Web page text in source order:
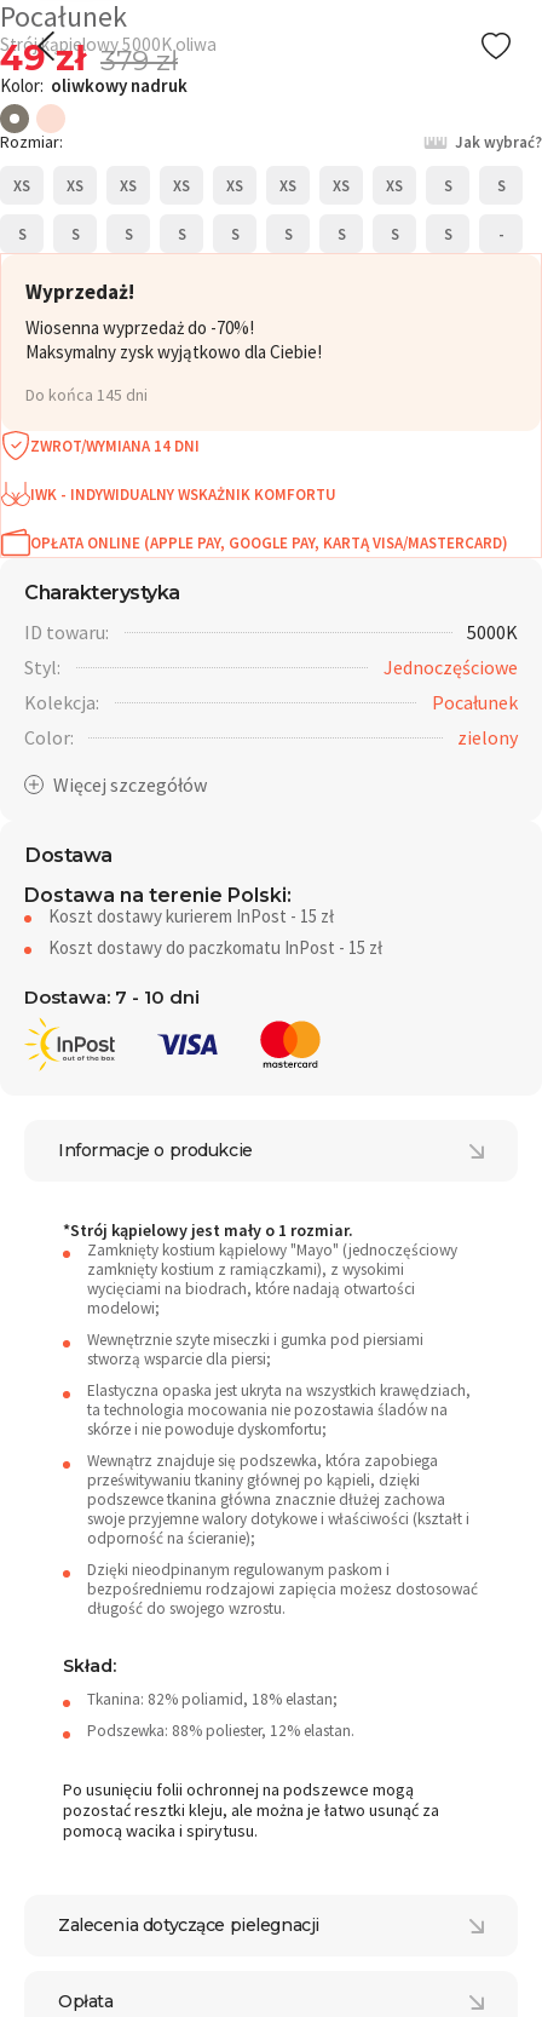
Pocałunek
Strój kąpielowy 5000K oliwa
49 zł 379 zł
Kolor: oliwkowy nadruk
Rozmiar: Jak wybrać?
XS XS XS XS XS XS XS XS S S
S S S S S S S S S -
Wyprzedaż!
Wiosenna wyprzedaż do -70%!
Maksymalny zysk wyjątkowo dla Ciebie!
Do końca 145 dni
ZWROT/WYMIANA 14 DNI
IWK - INDYWIDUALNY WSKAŻNIK KOMFORTU
OPŁATA ONLINE (APPLE PAY, GOOGLE PAY, KARTĄ VISA/MASTERCARD)
Charakterystyka
ID towaru:
5000K
Styl:
Jednoczęściowe
Kolekcja:
Pocałunek
Color:
zielony
Dostawa
Dostawa na terenie Polski:
Koszt dostawy kurierem InPost - 15 zł
Koszt dostawy do paczkomatu InPost - 15 zł
Dostawa: 7 - 10 dni
Informacje o produkcie
*Strój kąpielowy jest mały o 1 rozmiar.
Zamknięty kostium kąpielowy "Mayo" (jednoczęściowy
zamknięty kostium z ramiączkami), z wysokimi
wycięciami na biodrach, które nadają otwartości
modelowi;
Wewnętrznie szyte miseczki i gumka pod piersiami
stworzą wsparcie dla piersi;
Elastyczna opaska jest ukryta na wszystkich krawędziach,
ta technologia mocowania nie pozostawia śladów na
skórze i nie powoduje dyskomfortu;
Wewnątrz znajduje się podszewka, która zapobiega
prześwitywaniu tkaniny głównej po kąpieli, dzięki
podszewce tkanina główna znacznie dłużej zachowa
swoje przyjemne walory dotykowe i właściwości (kształt i
odporność na ścieranie);
Dzięki nieodpinanym regulowanym paskom i
bezpośredniemu rodzajowi zapięcia możesz dostosować
długość do swojego wzrostu.
Skład:
Tkanina: 82% poliamid, 18% elastan;
Podszewka: 88% poliester, 12% elastan.
Po usunięciu folii ochronnej na podszewce mogą
pozostać resztki kleju, ale można je łatwo usunąć za
pomocą wacika i spirytusu.
Zalecenia dotyczące pielegnacji
Opłata